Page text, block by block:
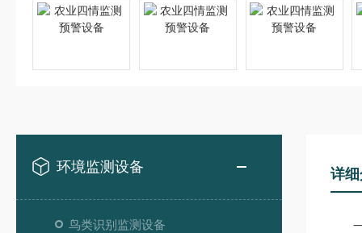
环境监测设备
鸟类识别监测设备
详
一